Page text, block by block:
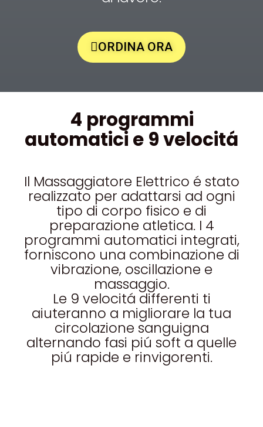
ORDINA ORA
4 programmi
automatici e 9 velocitá
Il Massaggiatore Elettrico é stato
realizzato per adattarsi ad ogni
tipo di corpo fisico e di
preparazione atletica. I 4
programmi automatici integrati,
forniscono una combinazione di
vibrazione, oscillazione e
massaggio.
Le 9 velocitá differenti ti
aiuteranno a migliorare la tua
circolazione sanguigna
alternando fasi piú soft a quelle
piú rapide e rinvigorenti.